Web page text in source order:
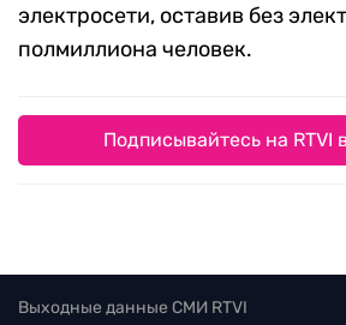
электросети, оставив без
полмиллиона человек.
Подписывайтесь на RTVI
Выходные данные СМИ RTVI